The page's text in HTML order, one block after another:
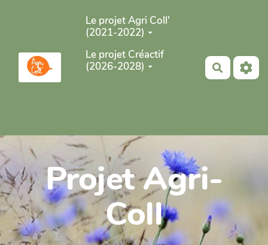
Aller au contenu principalLe projet Agri Coll'
(2021-2022)
Le projet Créactif
(2026-2028)
Projet Agri-
Coll